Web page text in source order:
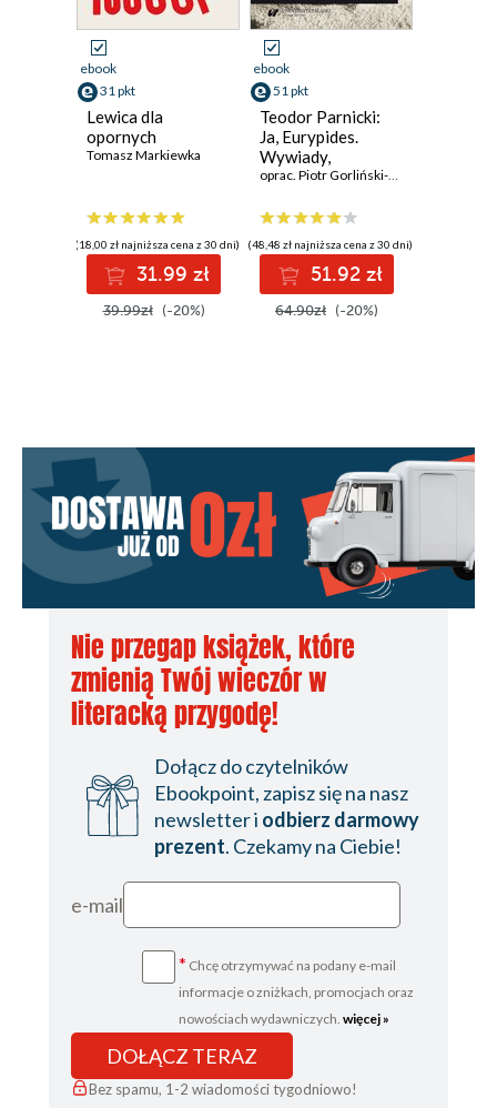
ebook
31 pkt
Lewica dla
opornych
Tomasz Markiewka
(18,00 zł najniższa cena z 30 dni)
31.99 zł
39.99zł (-20%)
ebook
51 pkt
Teodor Parnicki:
Ja, Eurypides.
Wywiady,
wypowiedzi i
lat 1957-1988
oprac. Piotr Gorliński-Kucik
(48,48 zł najniższa cena z 30 dni)
51.92 zł
64.90zł (-20%)
Nie przegap książek, które
zmienią Twój wieczór w
literacką przygodę!
Dołącz do czytelników
Ebookpoint, zapisz się na nasz
newsletter i odbierz darmowy
prezent. Czekamy na Ciebie!
e-mail
* Chcę otrzymywać na podany e-mail
informacje o zniżkach, promocjach oraz
nowościach wydawniczych. więcej »
DOŁĄCZ TERAZ
Bez spamu, 1-2 wiadomości tygodniowo!